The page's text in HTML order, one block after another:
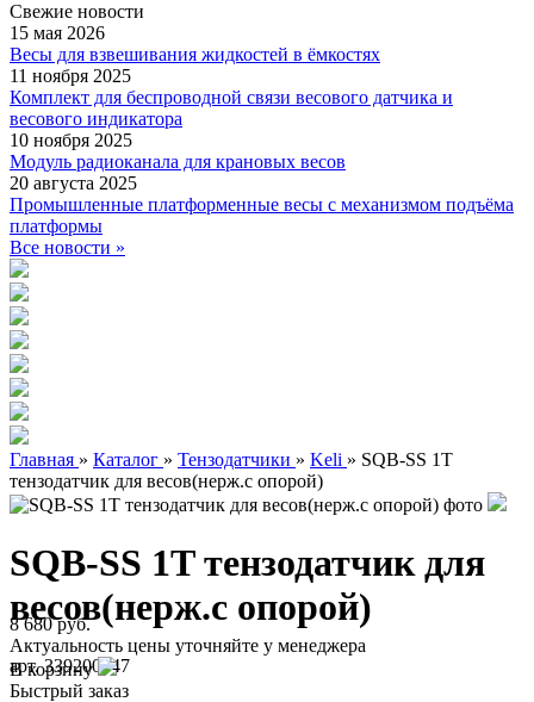
Свежие новости
15 мая 2026
Весы для взвешивания жидкостей в ёмкостях
11 ноября 2025
Комплект для беспроводной связи весового датчика и
весового индикатора
10 ноября 2025
Модуль радиоканала для крановых весов
20 августа 2025
Промышленные платформенные весы с механизмом подъёма
платформы
Все новости »
Главная » Каталог » Тензодатчики » Keli » SQB-SS 1T
тензодатчик для весов(нерж.с опорой)
SQB-SS 1T тензодатчик для
весов(нерж.с опорой)
арт. 339200047
8 680 руб.
Актуальность цены уточняйте у менеджера
В корзину
Быстрый заказ